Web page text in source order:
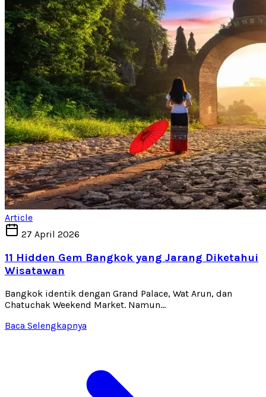
Article
27 April 2026
11 Hidden Gem Bangkok yang Jarang Diketahui
Wisatawan
Bangkok identik dengan Grand Palace, Wat Arun, dan
Chatuchak Weekend Market. Namun...
Baca Selengkapnya